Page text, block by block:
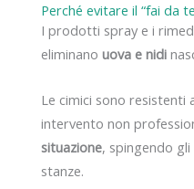
Perché evitare il “fai da
I prodotti spray e i
eliminano uova e nidi
Le cimici sono resistenti
intervento non
situazione, spingendo
stanze.